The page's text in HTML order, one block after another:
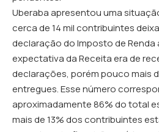
Uberaba apresentou uma
cerca de 14 mil contribuintes
declaração do Imposto de Renda
expectativa da Receita era de
declarações, porém pouco mais
entregues. Esse número
aproximadamente 86% do total
mais de 13% dos contribuintes